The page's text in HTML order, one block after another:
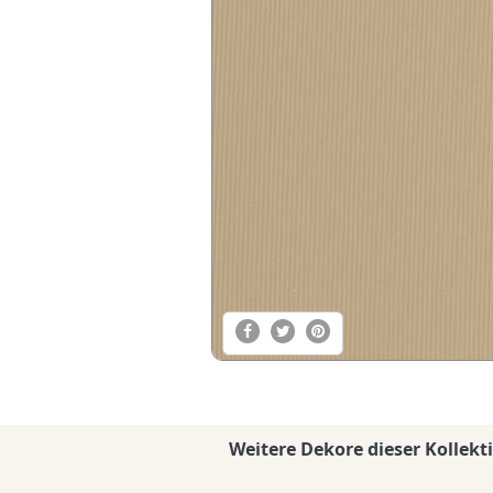
Weitere Dekore dieser